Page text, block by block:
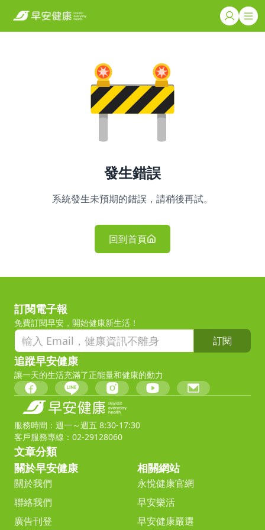
發生錯誤
系統發生未預期的錯誤，請稍後再試。
回到首頁
訂閱電子報
免費訂閱早安，開始健康新生活！
訂閱
追蹤早安健康
讓一天的生活充滿了正能量和健康的動力
服務時間：週一～週五 8:30-17:30
客戶服務專線：02-29128060
文章分類
關於早安健康
關於我們
聯絡我們
廣告刊登
相關網站
永悅健康官網
早安樂活
早安健康嚴選